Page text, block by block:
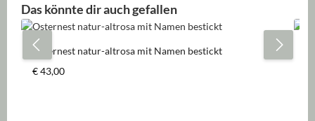
Produktgalerie überspringen
Das könnte dir auch gefallen
Osternest natur-altrosa mit Namen bestickt
Regulärer Preis:
€ 43,00